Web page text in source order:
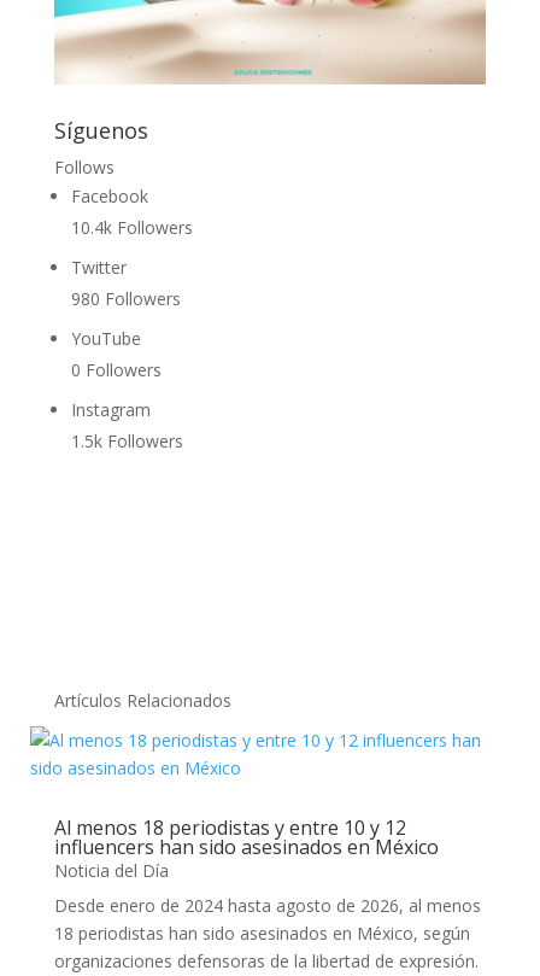
Síguenos
Follows
Facebook
10.4k Followers
Twitter
980 Followers
YouTube
0 Followers
Instagram
1.5k Followers
Artículos Relacionados
Al menos 18 periodistas y entre 10 y 12
influencers han sido asesinados en México
Noticia del Día
Desde enero de 2024 hasta agosto de 2026, al menos
18 periodistas han sido asesinados en México, según
organizaciones defensoras de la libertad de expresión.